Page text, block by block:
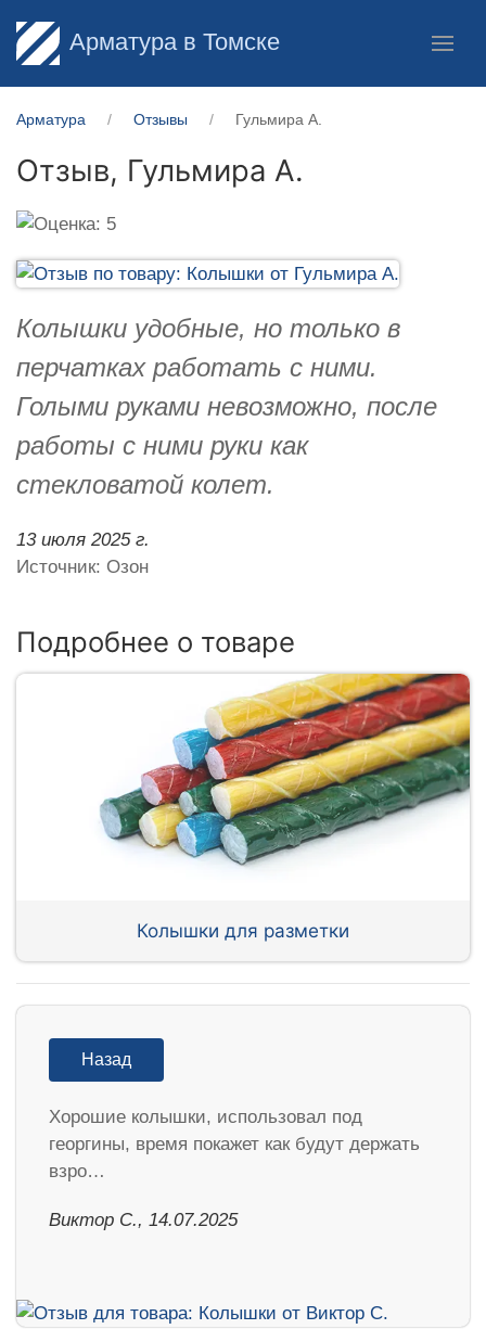
Арматура в Томске
Арматура Отзывы Гульмира А.
Отзыв, Гульмира А.
Колышки удобные, но только в
перчатках работать с ними.
Голыми руками невозможно, после
работы с ними руки как
стекловатой колет.
13 июля 2025 г.
Источник: Озон
Подробнее о товаре
Колышки для разметки
Назад
Хорошие колышки, использовал под
георгины, время покажет как будут держать
взро…
Виктор С., 14.07.2025